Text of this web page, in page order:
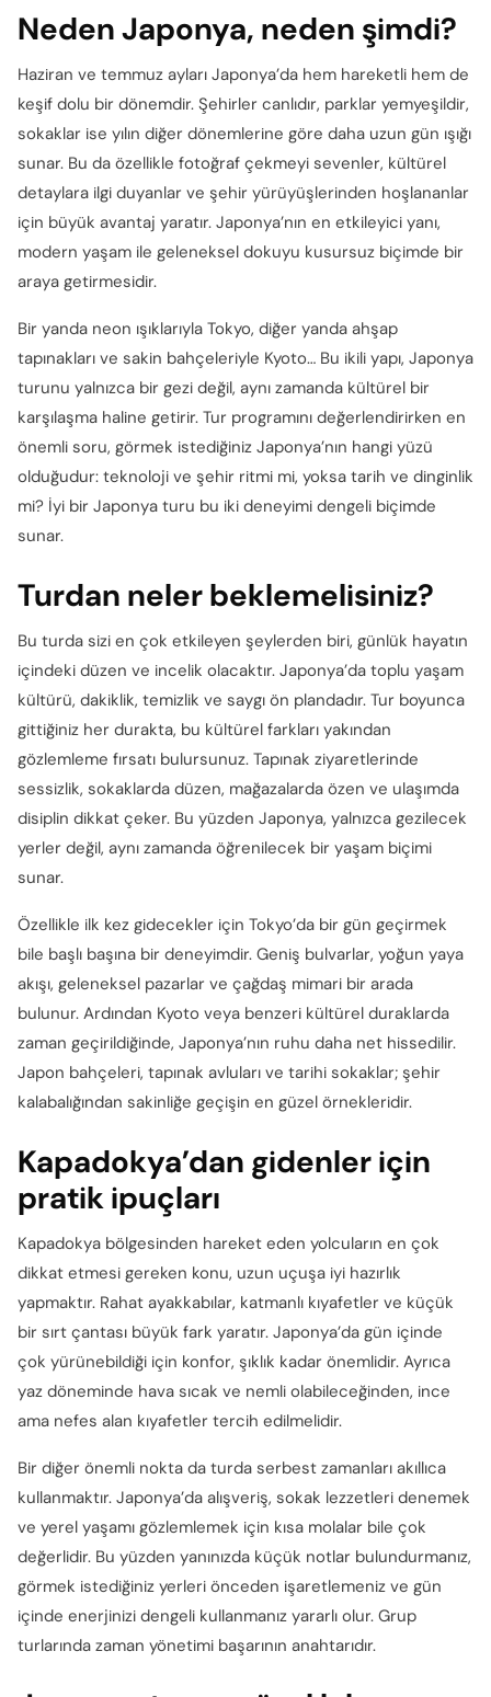
Neden Japonya, neden şimdi?
Haziran ve temmuz ayları Japonya’da hem hareketli hem de
keşif dolu bir dönemdir. Şehirler canlıdır, parklar yemyeşildir,
sokaklar ise yılın diğer dönemlerine göre daha uzun gün ışığı
sunar. Bu da özellikle fotoğraf çekmeyi sevenler, kültürel
detaylara ilgi duyanlar ve şehir yürüyüşlerinden hoşlananlar
için büyük avantaj yaratır. Japonya’nın en etkileyici yanı,
modern yaşam ile geleneksel dokuyu kusursuz biçimde bir
araya getirmesidir.
Bir yanda neon ışıklarıyla Tokyo, diğer yanda ahşap
tapınakları ve sakin bahçeleriyle Kyoto… Bu ikili yapı, Japonya
turunu yalnızca bir gezi değil, aynı zamanda kültürel bir
karşılaşma haline getirir. Tur programını değerlendirirken en
önemli soru, görmek istediğiniz Japonya’nın hangi yüzü
olduğudur: teknoloji ve şehir ritmi mi, yoksa tarih ve dinginlik
mi? İyi bir Japonya turu bu iki deneyimi dengeli biçimde
sunar.
Turdan neler beklemelisiniz?
Bu turda sizi en çok etkileyen şeylerden biri, günlük hayatın
içindeki düzen ve incelik olacaktır. Japonya’da toplu yaşam
kültürü, dakiklik, temizlik ve saygı ön plandadır. Tur boyunca
gittiğiniz her durakta, bu kültürel farkları yakından
gözlemleme fırsatı bulursunuz. Tapınak ziyaretlerinde
sessizlik, sokaklarda düzen, mağazalarda özen ve ulaşımda
disiplin dikkat çeker. Bu yüzden Japonya, yalnızca gezilecek
yerler değil, aynı zamanda öğrenilecek bir yaşam biçimi
sunar.
Özellikle ilk kez gidecekler için Tokyo’da bir gün geçirmek
bile başlı başına bir deneyimdir. Geniş bulvarlar, yoğun yaya
akışı, geleneksel pazarlar ve çağdaş mimari bir arada
bulunur. Ardından Kyoto veya benzeri kültürel duraklarda
zaman geçirildiğinde, Japonya’nın ruhu daha net hissedilir.
Japon bahçeleri, tapınak avluları ve tarihi sokaklar; şehir
kalabalığından sakinliğe geçişin en güzel örnekleridir.
Kapadokya’dan gidenler için
pratik ipuçları
Kapadokya bölgesinden hareket eden yolcuların en çok
dikkat etmesi gereken konu, uzun uçuşa iyi hazırlık
yapmaktır. Rahat ayakkabılar, katmanlı kıyafetler ve küçük
bir sırt çantası büyük fark yaratır. Japonya’da gün içinde
çok yürünebildiği için konfor, şıklık kadar önemlidir. Ayrıca
yaz döneminde hava sıcak ve nemli olabileceğinden, ince
ama nefes alan kıyafetler tercih edilmelidir.
Bir diğer önemli nokta da turda serbest zamanları akıllıca
kullanmaktır. Japonya’da alışveriş, sokak lezzetleri denemek
ve yerel yaşamı gözlemlemek için kısa molalar bile çok
değerlidir. Bu yüzden yanınızda küçük notlar bulundurmanız,
görmek istediğiniz yerleri önceden işaretlemeniz ve gün
içinde enerjinizi dengeli kullanmanız yararlı olur. Grup
turlarında zaman yönetimi başarının anahtarıdır.